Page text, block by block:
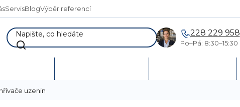
ServisBlogVýběr referencí
228 229 958
Po–Pá: 8:30–15:30
uzenin